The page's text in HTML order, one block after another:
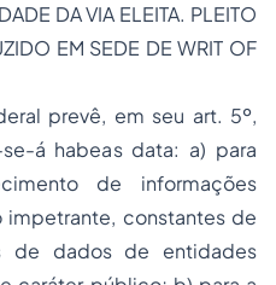
DA VIA ELEITA. PLEITO
EM SEDE DE WRIT OF
prevê, em seu art. 5º,
á habeas data: a) para
de informações
impetrante, constantes de
de dados de entidades